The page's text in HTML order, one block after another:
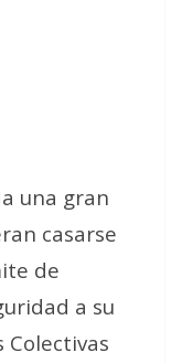
una gran
casarse
de
a su
Colectivas